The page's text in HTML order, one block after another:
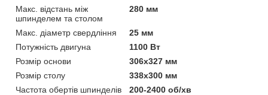
Макс. відстань між
шпинделем та столом
280 мм
Макс. діаметр свердління
25 мм
Потужність двигуна
1100 Вт
Розмір основи
306x327 мм
Розмір столу
338x300 мм
Частота обертів шпинделів
200-2400 об/хв